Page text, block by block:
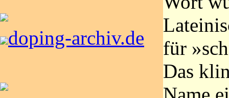
doping-archiv.de
für
Das